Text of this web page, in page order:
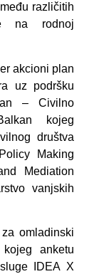
različitih
na rodnoj
akcioni plan
uz podršku
– Civilno
kojeg
društva
Making
Mediation
vanjskih
omladinski
anketu
IDEA X